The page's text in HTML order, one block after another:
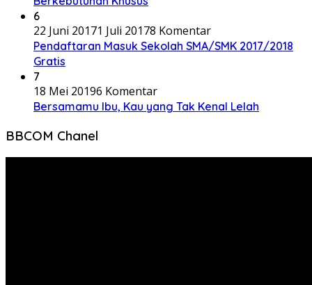
6
22 Juni 20171 Juli 20178 Komentar
Pendaftaran Masuk Sekolah SMA/SMK 2017/2018
Gratis
7
18 Mei 20196 Komentar
Bersamamu Ibu, Kau yang Tak Kenal Lelah
BBCOM Chanel